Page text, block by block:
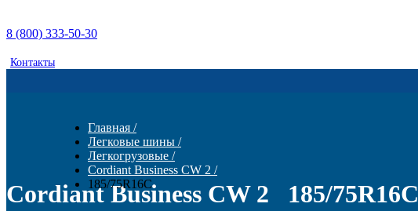
8 (800) 333-50-30
Контакты
Главная /
Легковые шины /
Легкогрузовые /
Cordiant Business CW 2 /
185/75R16С
Cordiant Business CW 2 185/75R16С